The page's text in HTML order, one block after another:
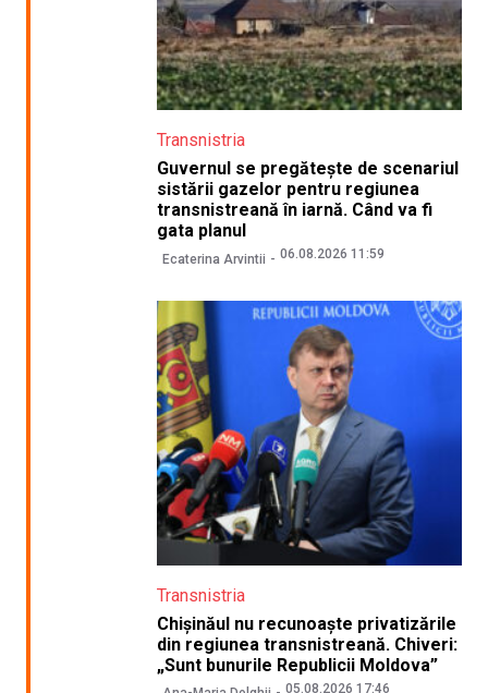
Transnistria
Guvernul se pregătește de scenariul
sistării gazelor pentru regiunea
transnistreană în iarnă. Când va fi
gata planul
Ecaterina Arvintii 06.08.2026 11:59
Transnistria
Chișinăul nu recunoaște privatizările
din regiunea transnistreană. Chiveri:
„Sunt bunurile Republicii Moldova”
05.08.2026 17:46